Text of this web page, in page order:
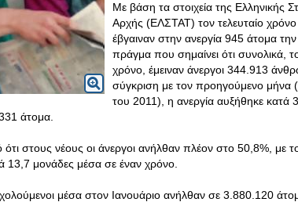
Με βάση τα στοιχεία της Ελληνικής
Αρχής (ΕΛΣΤΑΤ) τον τελευταίο
έβγαιναν στην ανεργία 945 άτομα
πράγμα που σημαίνει ότι συνολικά,
χρόνο, έμειναν άνεργοι 344.913
σύγκριση με τον προηγούμενο μήνα
του 2011), η ανεργία αυξήθηκε κατά
άτομα.
ότι στους νέους οι άνεργοι ανήλθαν πλέον στο 50,8%, με
13,7 μονάδες μέσα σε έναν χρόνο.
μέσα στον Ιανουάριο ανήλθαν σε 3.880.120